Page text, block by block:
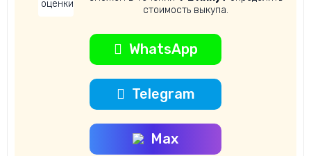
стоимость выкупа.
WhatsApp
Telegram
Max